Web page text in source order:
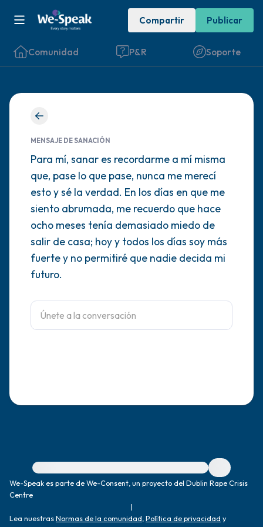
Compartir Publicar
Comunidad P&R Soporte
MENSAJE DE SANACIÓN
Para mí, sanar es recordarme a mí misma
que, pase lo que pase, nunca me merecí
esto y sé la verdad. En los días en que me
siento abrumada, me recuerdo que hace
ocho meses tenía demasiado miedo de
salir de casa; hoy y todos los días soy más
fuerte y no permitiré que nadie decida mi
futuro.
Para obtener ayuda inmediata, visite {{resource}}
We-Speak es parte de We-Consent, un proyecto del Dublin Rape Crisis
Centre
|
Lea nuestrasNormas de la comunidad Política de privacidad y
Encuentra un lugar cómodo para sentarte.
Cierra los ojos suavemente y respira
profundamente un par de veces: inhala por
la nariz (cuenta hasta 3), exhala por la
boca (cuenta hasta 3). Ahora abre los ojos
y mira a tu alrededor. Nombra lo siguiente
en voz alta:
5 – cosas que puedes ver (puedes mirar
dentro de la habitación y por la ventana)
4 – cosas que puedes sentir (¿qué hay
frente a ti que puedas tocar?)